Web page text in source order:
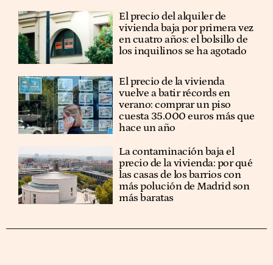
El precio del alquiler de
vivienda baja por primera vez
en cuatro años: el bolsillo de
los inquilinos se ha agotado
El precio de la vivienda
vuelve a batir récords en
verano: comprar un piso
cuesta 35.000 euros más que
hace un año
La contaminación baja el
precio de la vivienda: por qué
las casas de los barrios con
más polución de Madrid son
más baratas